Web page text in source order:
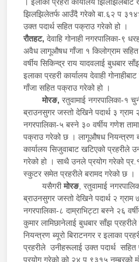
झिलझिलेतर्फ आउँदै गरेको बा.६२ प
उक्त पदार्थ सहित पक्राउ गरेको हो ।
रौतहट, देवाहि गोनाही नगरपालिका-९
अवैध लागूऔषध गाँजा १ किलोग्राम सहित
वर्षीय सिकिन्द्र राय यादवलाई बुधबार
इलाका प्रहरी कार्यालय देवाही
गाँजा सहित पक्राउ गरेको हो ।
मोरङ, रतुवामाई नगरपालिका-१
ब्राउनसुगर जस्तो देखिने पदार्थ ३ ग्राम
नगरपालिका-५ बस्ने ३० वर्षीय गणेश
पक्राउ गरेको छ । लागूऔषध नियन्त्रण
कार्यालय सिजुवाबाट खटिएको प्रहरीले
गरेको हो । साथै उनले प्रयोग गरेको
स्कुटर समेत प्रहरीले बरामद गरेको छ ।
यसैगरीमोरङ, रतुवामाई
ब्राउनसुगर जस्तो देखिने पदार्थ २ ग्राम
नगरपालिका-८ दाम्राभिट्टा बस्ने २६
कुमार लामिछानेलाई बुधबार साँझ
नियन्त्रण ब्यूरो बिराटनगर र इलाका
प्रहरीले उनीहरूलाई उक्त पदार्थ
प्रयोग गरेको को.२४ प ९३१५ नम्बरको